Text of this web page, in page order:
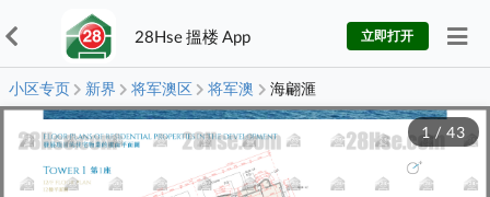
28Hse 搵楼 App 立即打开
小区专页 新界 将军澳区 将军澳 海翩滙
1/ 43